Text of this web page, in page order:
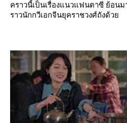
คราวนี้เป็นเรื่องแนวแฟนตาซี ย้อน
ราวนักกวีเอกจีนยุคราชวงศ์ถังด้ว